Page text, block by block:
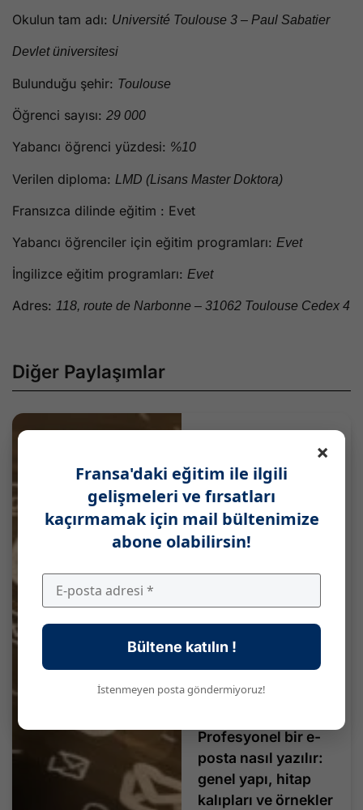
Okulun tam adı: Université Toulouse 3 – Paul Sabatier
Devlet üniversitesi
Bulunduğu şehir: Toulouse
Öğrenci sayısı: 29 000
Yabancı öğrenci yüzdesi: %10
Verilen diploma: LMD (Lisans Master Doktora)
Fransızca dilinde eğitim : Evet
Yabancı öğrenciler için eğitim programları: Evet
İngilizce eğitim programları: Evet
Adres: 118, route de Narbonne – 31062 Toulouse Cedex 4
Diğer Paylaşımlar
Profesyonel bir e-
posta nasıl yazılır:
genel yapı, hitap
kalıpları ve örnekler
×
Fransa'daki eğitim ile ilgili
gelişmeleri ve fırsatları
kaçırmamak için mail bültenimize
abone olabilirsin!
Bültene katılın !
İstenmeyen posta göndermiyoruz!